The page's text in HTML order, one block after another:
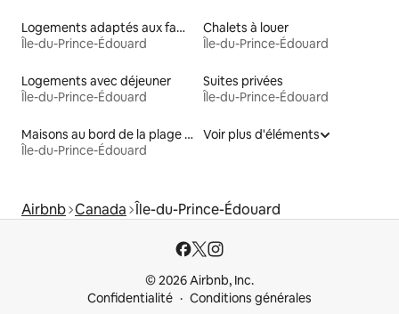
Logements adaptés aux familles à louer
Île-du-Prince-Édouard
Chalets à louer
Île-du-Prince-Édouard
Logements avec déjeuner
Île-du-Prince-Édouard
Suites privées
Île-du-Prince-Édouard
Maisons au bord de la plage à louer
Île-du-Prince-Édouard
Voir plus d'éléments
Airbnb Canada Île-du-Prince-Édouard
© 2026 Airbnb, Inc.
Confidentialité
Conditions générales